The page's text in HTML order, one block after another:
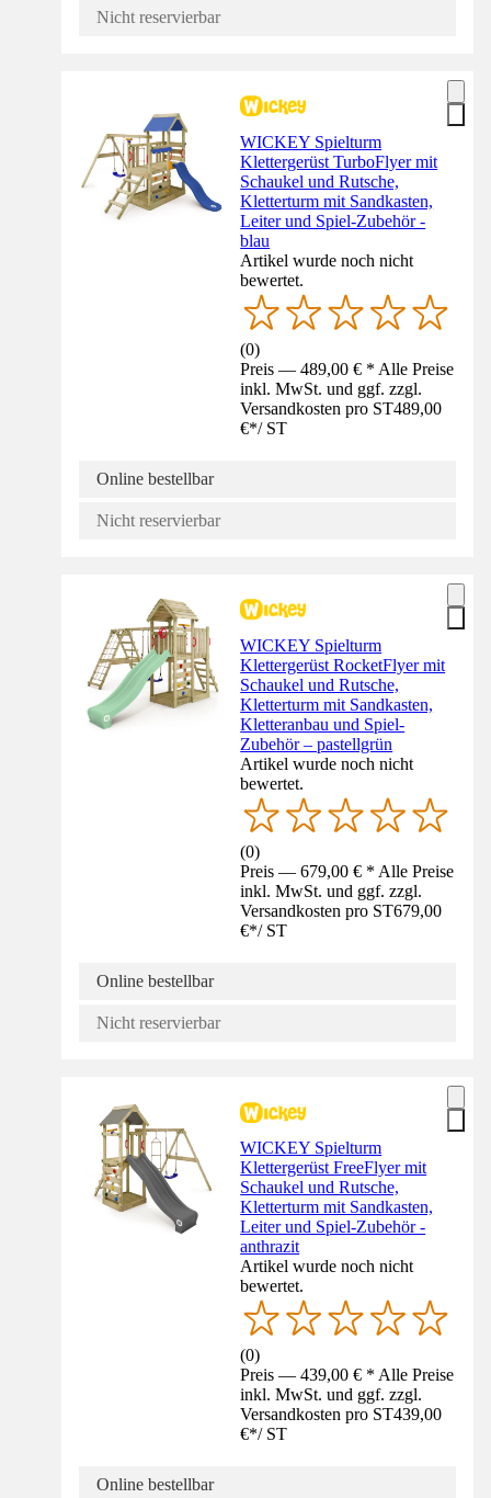
Nicht reservierbar
WICKEY Spielturm
Klettergerüst TurboFlyer mit
Schaukel und Rutsche,
Kletterturm mit Sandkasten,
Leiter und Spiel-Zubehör -
blau
Artikel wurde noch nicht
bewertet.
(0)
Preis — 489,00 € * Alle Preise
inkl. MwSt. und ggf. zzgl.
Versandkosten pro ST489,00
€*/ ST
Online bestellbar
Nicht reservierbar
WICKEY Spielturm
Klettergerüst RocketFlyer mit
Schaukel und Rutsche,
Kletterturm mit Sandkasten,
Kletteranbau und Spiel-
Zubehör – pastellgrün
Artikel wurde noch nicht
bewertet.
(0)
Preis — 679,00 € * Alle Preise
inkl. MwSt. und ggf. zzgl.
Versandkosten pro ST679,00
€*/ ST
Online bestellbar
Nicht reservierbar
WICKEY Spielturm
Klettergerüst FreeFlyer mit
Schaukel und Rutsche,
Kletterturm mit Sandkasten,
Leiter und Spiel-Zubehör -
anthrazit
Artikel wurde noch nicht
bewertet.
(0)
Preis — 439,00 € * Alle Preise
inkl. MwSt. und ggf. zzgl.
Versandkosten pro ST439,00
€*/ ST
Online bestellbar